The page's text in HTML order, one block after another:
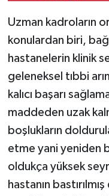
Uzman kadroların
konulardan biri,
hastanelerin klinik
geleneksel tıbbi
kalıcı başarı
maddeden uzak
boşlukların
etme yani yeniden
oldukça yüksek
hastanın